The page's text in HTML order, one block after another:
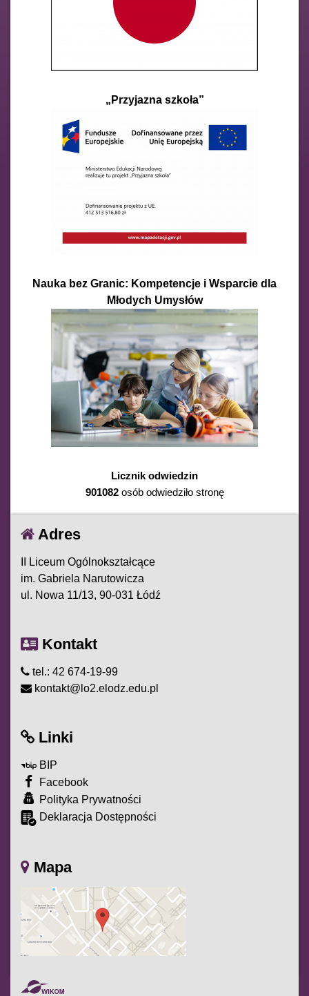
„Przyjazna szkoła”
Nauka bez Granic: Kompetencje i Wsparcie dla
Młodych Umysłów
Licznik odwiedzin
901082osób odwiedziło stronę
Adres
II Liceum Ogólnokształcące
im. Gabriela Narutowicza
ul. Nowa 11/13, 90-031 Łódź
Kontakt
tel.: 42 674-19-99
kontakt@lo2.elodz.edu.pl
Linki
BIP
Facebook
Polityka Prywatności
Deklaracja Dostępności
Mapa